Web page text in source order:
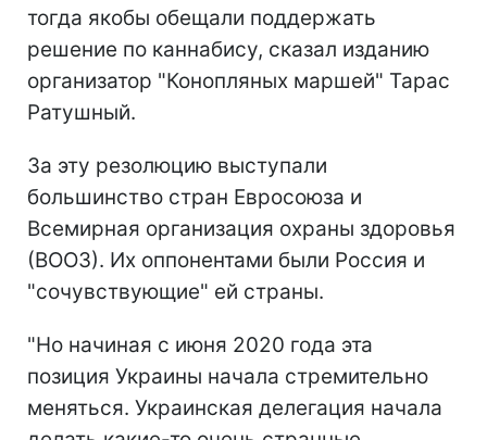
тогда якобы обещали поддержать
решение по каннабису, сказал изданию
организатор "Конопляных маршей" Тарас
Ратушный.
За эту резолюцию выступали
большинство стран Евросоюза и
Всемирная организация охраны здоровья
(ВООЗ). Их оппонентами были Россия и
"сочувствующие" ей страны.
"Но начиная с июня 2020 года эта
позиция Украины начала стремительно
меняться. Украинская делегация начала